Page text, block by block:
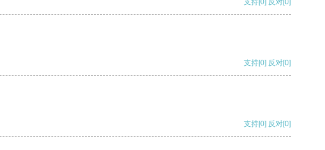
支持 [0] 反对 [0]
支持[0] 反对[0]
支持[0] 反对[0]